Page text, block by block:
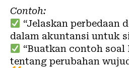
Contoh:
“Jelaskan perbedaan
dalam akuntansi untuk
“Buatkan contoh soal
tentang perubahan